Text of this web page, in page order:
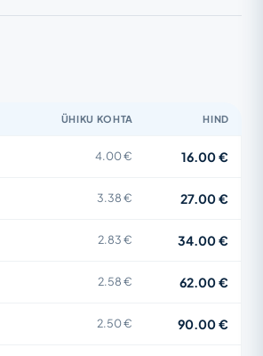
ÜHIKU KOHTA HIND
4.00 € 16.00 €
3.38 € 27.00 €
2.83 € 34.00 €
2.58 € 62.00 €
2.50 € 90.00 €